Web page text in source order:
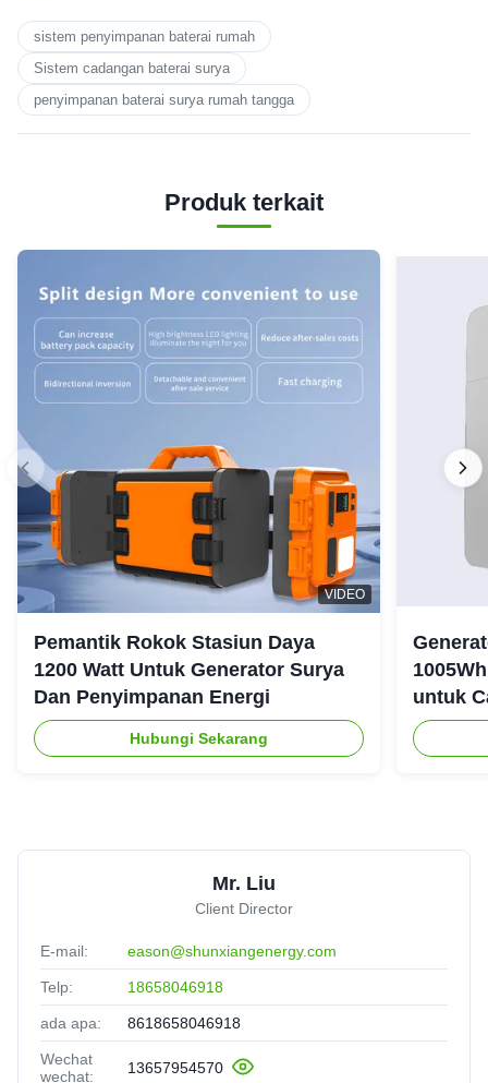
sistem penyimpanan baterai rumah
Sistem cadangan baterai surya
penyimpanan baterai surya rumah tangga
Produk terkait
VIDEO
Pemantik Rokok Stasiun Daya
1200 Watt Untuk Generator Surya
Dan Penyimpanan Energi
Hubungi Sekarang
untuk
Mr. Liu
Client Director
E-mail: eason@shunxiangenergy.com
Telp: 18658046918
ada apa: 8618658046918
Wechat
wechat:
13657954570